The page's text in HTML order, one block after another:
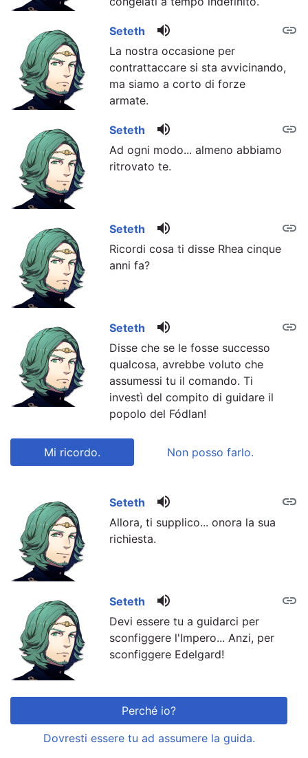
link
Seteth volume_up
La nostra occasione per
contrattaccare si sta avvicinando,
ma siamo a corto di forze
armate.
link
Seteth volume_up
Ad ogni modo... almeno abbiamo
ritrovato te.
link
Seteth volume_up
Ricordi cosa ti disse Rhea cinque
anni fa?
link
Seteth volume_up
Disse che se le fosse successo
qualcosa, avrebbe voluto che
assumessi tu il comando. Ti
investì del compito di guidare il
popolo del Fódlan!
Mi ricordo. Non posso farlo.
link
link
Seteth volume_up
Allora, ti supplico... onora la sua
richiesta.
link
Seteth volume_up
Devi essere tu a guidarci per
sconfiggere l'Impero... Anzi, per
sconfiggere Edelgard!
Perché io?
Dovresti essere tu ad assumere la guida.